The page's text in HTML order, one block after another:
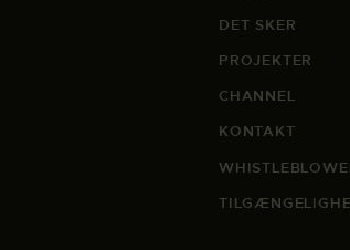
DET SKER
PROJEKTER
CHANNEL
KONTAKT